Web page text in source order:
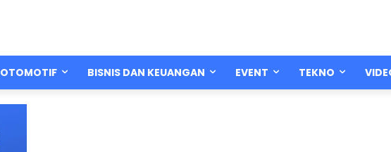
OTOMOTIF BISNIS DAN KEUANGAN EVENT TEKNO